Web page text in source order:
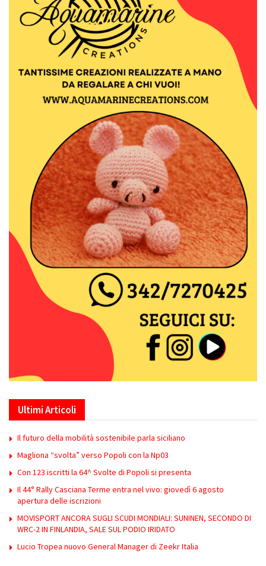
Ultimi Articoli
Il futuro della mobilità sostenibile parla siciliano
Magliona “svolta” verso Popoli con la Np03
Con 123 iscritti la 64^ Svolte di Popoli si presenta
Il 44° Rally Casciana Terme entra nel vivo: giovedì 6 agosto
apertura delle iscrizioni
MOVISPORT ANCORA SUGLI SCUDI MONDIALI: SUNINEN, SECONDO DI
WRC-2 IN FINLANDIA, SALE SUL PODIO IRIDATO
Lucio Tropea nuovo General Manager di Zeekr Italia